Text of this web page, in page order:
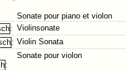
Sonate pour piano et violon
: Violinsonate
: Violin Sonata
:
Sonate pour violon